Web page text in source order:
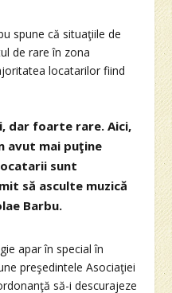
spune că situaţiile de
de rare în zona
locatarilor fiind
dar foarte rare. Aici,
avut mai puţine
sunt
să asculte muzică
Barbu.
apar în special în
preşedintele Asociaţiei
să-i descurajeze